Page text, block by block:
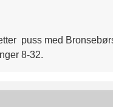
puss med
8-32.